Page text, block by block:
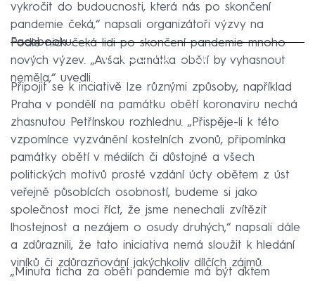
vykročit do budoucnosti, která nás po skončení
pandemie čeká,“ napsali organizátoři výzvy na
Facebooku.
Failed to fetch
Podle nich čeká lidi po skončení pandemie mnoho
nových výzev. „Avšak památka obětí by vyhasnout
neměla,“ uvedli.
Připojit se k inciativě lze různými způsoby, například
Praha v pondělí na památku obětí koronaviru nechá
zhasnutou Petřínskou rozhlednu. „Přispěje-li k této
vzpomínce vyzvánění kostelních zvonů, připomínka
památky obětí v médiích či důstojné a všech
politických motivů prosté vzdání úcty obětem z úst
veřejně působících osobností, budeme si jako
společnost moci říct, že jsme nenechali zvítězit
lhostejnost a nezájem o osudy druhých,“ napsali dále
a zdůraznili, že tato iniciativa nemá sloužit k hledání
viníků či zdůrazňování jakýchkoliv dílčích zájmů.
„Minuta ticha za oběti pandemie má být aktem